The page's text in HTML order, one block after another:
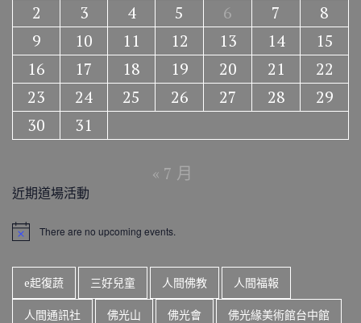
2
3 4 5 6 7
8
9
10 11 12 13 14
15
16
17 18 19 20 21
22
23
24 25 26 27 28
29
30
31
« 7 月
近期道場活動
N
e
There are no upcoming events.
e起復蔬 三好兒童 人間佛教 人間福報
人間通訊社 佛光山 佛光會 佛光緣美術館台中館